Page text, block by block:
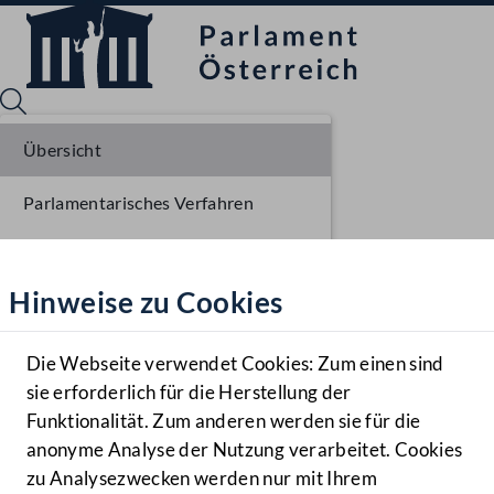
Hilfe
Benutzer
Navigationsmenü öffnen
MENÜ
Hinweise zu Cookies
Die Webseite verwendet Cookies: Zum einen sind
sie erforderlich für die Herstellung der
Funktionalität. Zum anderen werden sie für die
anonyme Analyse der Nutzung verarbeitet. Cookies
zu Analysezwecken werden nur mit Ihrem
Übersicht
Parlamentarisches Verfahren